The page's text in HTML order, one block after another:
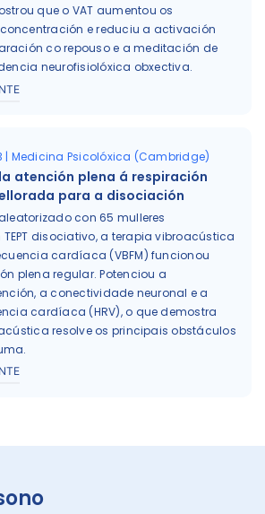
que o VAT aumentou os
e reduciu a activación
co repouso e a meditación de
neurofisiolóxica obxectiva.
| Medicina Psicolóxica (Cambridge)
atención plena á respiración
para a disociación
con 65 mulleres
disociativo, a terapia vibroacústica
cardíaca (VBFM) funcionou
plena regular. Potenciou a
a conectividade neuronal e a
cardíaca (HRV), o que demostra
resolve os principais obstáculos